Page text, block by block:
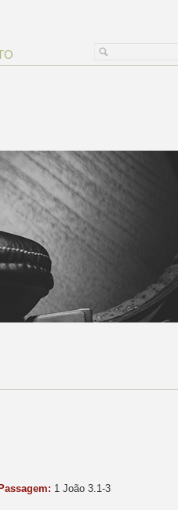
Passagem: 1 João 3.1-3